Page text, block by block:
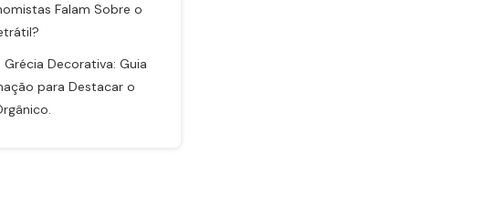
Falam Sobre o
Decorativa: Guia
para Destacar o